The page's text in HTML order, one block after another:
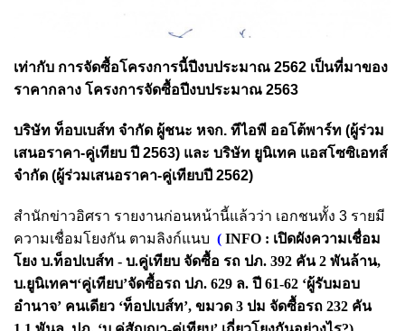
เท่ากับ การจัดซื้อโครงการนี้ปีงบประมาณ 2562 เป็นที่มาของ
ราคากลาง โครงการจัดซื้อปีงบประมาณ 2563
บริษัท ท็อบเบส์ท จำกัด ผู้ชนะ หจก. ทีไอพี ออโต้พาร์ท (ผู้ร่วม
เสนอราคา-คู่เทียบ ปี 2563) และ บริษัท ยูนิเทค แอสโซซิเอทส์
จำกัด (ผู้ร่วมเสนอราคา-คู่เทียบปี 2562)
สำนักข่าวอิศรา รายงานก่อนหน้านี้แล้วว่า เอกชนทั้ง 3 รายมี
ความเชื่อมโยงกัน ตามลิงก์แนบ ( INFO : เปิดผังความเชื่อม
โยง บ.ท็อปเบส์ท - บ.คู่เทียบ จัดซื้อ รถ ปภ. 392 คัน 2 พันล้าน,
บ.ยูนิเทคฯ‘คู่เทียบ’จัดซื้อรถ ปภ. 629 ล. ปี 61-62 ‘ผู้รับมอบ
อำนาจ’ คนเดียว ‘ท็อปเบส์ท’, ขมวด 3 ปม จัดซื้อรถ 232 คัน